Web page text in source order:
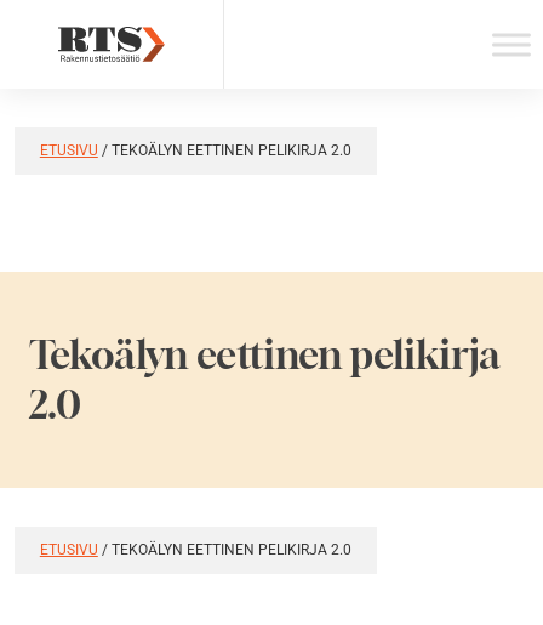
ETUSIVU / TEKOÄLYN EETTINEN PELIKIRJA 2.0
Tekoälyn eettinen pelikirja
2.0
ETUSIVU / TEKOÄLYN EETTINEN PELIKIRJA 2.0